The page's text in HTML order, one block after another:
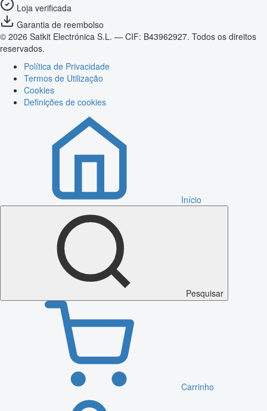
Loja verificada
Garantia de reembolso
© 2026 Satkit Electrónica S.L. — CIF: B43962927. Todos os direitos
reservados.
Política de Privacidade
Termos de Utilização
Cookies
Definições de cookies
Início
Pesquisar
Carrinho